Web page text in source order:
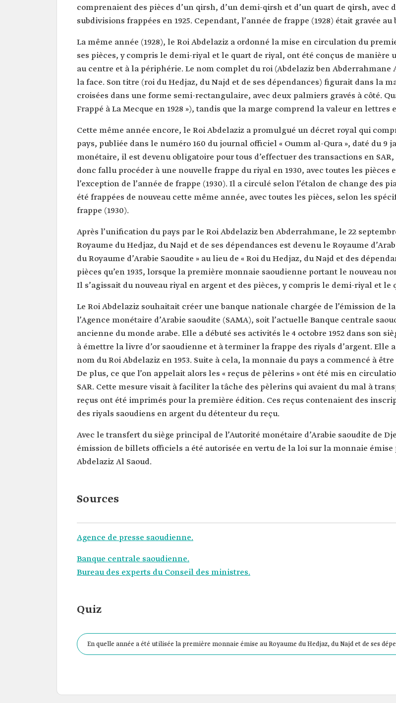
comprenaient des pièces d’un qirsh, d’un demi-qirsh et d’un quart de qirsh, avec
subdivisions frappées en 1925. Cependant, l’année de frappe (1928) était gravée au
La même année (1928), le Roi Abdelaziz a ordonné la mise en circulation du
ses pièces, y compris le demi-riyal et le quart de riyal, ont été conçus de manière
au centre et à la périphérie. Le nom complet du roi (Abdelaziz ben
la face. Son titre (roi du Hedjaz, du Najd et de ses dépendances) figurait dans la
croisées dans une forme semi-rectangulaire, avec deux palmiers gravés à côté.
Frappé à La Mecque en 1928 »), tandis que la marge comprend la valeur en lettres
Cette même année encore, le Roi Abdelaziz a promulgué un décret royal qui
pays, publiée dans le numéro 160 du journal officiel « Oumm al-Qura », daté du 9
monétaire, il est devenu obligatoire pour tous d’effectuer des transactions en
donc fallu procéder à une nouvelle frappe du riyal en 1930, avec toutes les
l’exception de l’année de frappe (1930). Il a circulé selon l’étalon de change des
été frappées de nouveau cette même année, avec toutes les pièces, selon les
frappe (1930).
Après l’unification du pays par le Roi Abdelaziz ben Abderrahmane, le 22
Royaume du Hedjaz, du Najd et de ses dépendances est devenu le Royaume
du Royaume d’Arabie Saoudite » au lieu de « Roi du Hedjaz, du Najd et des
pièces qu’en 1935, lorsque la première monnaie saoudienne portant le nouveau
Il s’agissait du nouveau riyal en argent et des pièces, y compris le demi-riyal et le
Le Roi Abdelaziz souhaitait créer une banque nationale chargée de l’émission de
l’Agence monétaire d’Arabie saoudite (SAMA), soit l’actuelle Banque centrale
ancienne du monde arabe. Elle a débuté ses activités le 4 octobre 1952 dans son
à émettre la livre d’or saoudienne et à terminer la frappe des riyals d’argent. Elle
nom du Roi Abdelaziz en 1953. Suite à cela, la monnaie du pays a commencé à
De plus, ce que l’on appelait alors les « reçus de pèlerins » ont été mis en
SAR. Cette mesure visait à faciliter la tâche des pèlerins qui avaient du mal à
reçus ont été imprimés pour la première édition. Ces reçus contenaient des
des riyals saoudiens en argent du détenteur du reçu.
Avec le transfert du siège principal de l’Autorité monétaire d’Arabie saoudite de
émission de billets officiels a été autorisée en vertu de la loi sur la monnaie émise
Abdelaziz Al Saoud.
Sources
Agence de presse saoudienne.
Banque centrale saoudienne.
Bureau des experts du Conseil des ministres.
Quiz
En quelle année a été utilisée la première monnaie émise au Royaume du Hedjaz, du Najd et de ses